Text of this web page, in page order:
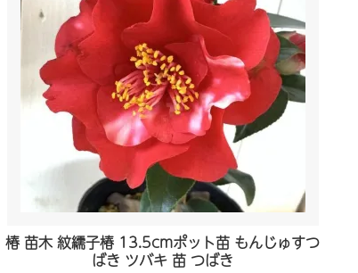
椿 苗木 紋繻子椿 13.5cmポット苗 もんじゅすつ
ばき ツバキ 苗 つばき